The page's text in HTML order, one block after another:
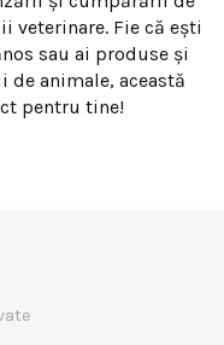
veterinare. Fie că ești
sau ai produse și
animale, această
pentru tine!